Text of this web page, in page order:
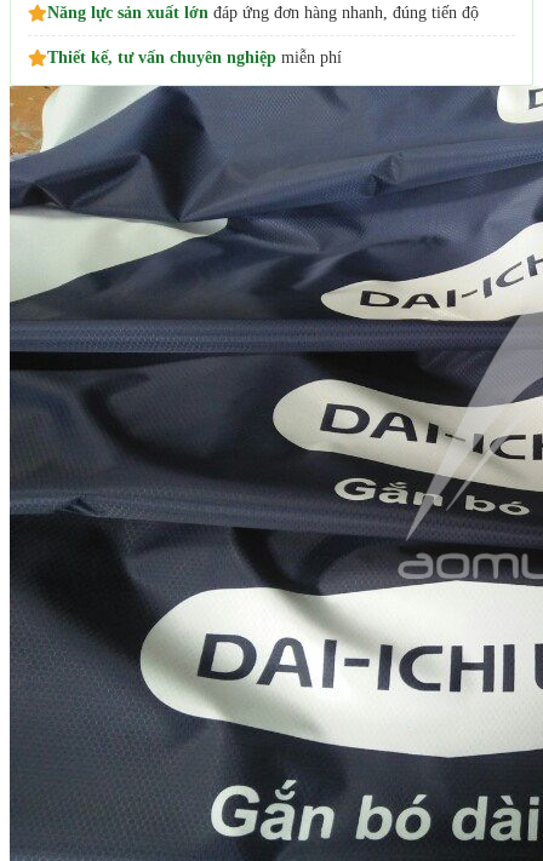
Năng lực sản xuất lớn đáp ứng đơn hàng nhanh, đúng tiến độ
Thiết kế, tư vấn chuyên nghiệp miễn phí